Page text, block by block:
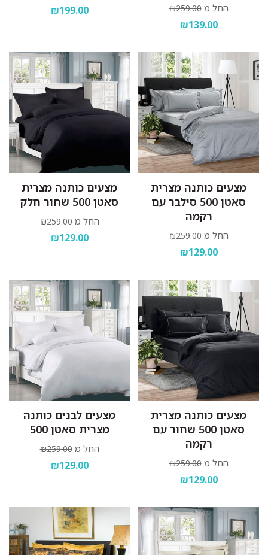
החל מ ₪259.00
₪139.00
₪199.00
מצעים כותנה מצרית
סאטן 500 סילבר עם
רקמה
החל מ ₪259.00
₪129.00
מצעים כותנה מצרית
סאטן 500 שחור חלק
החל מ ₪259.00
₪129.00
מצעים כותנה מצרית
סאטן 500 שחור עם
רקמה
החל מ ₪259.00
₪129.00
מצעים לבנים כותנה
מצרית סאטן 500
החל מ ₪259.00
₪129.00